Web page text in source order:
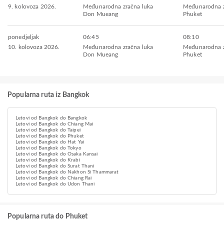
9. kolovoza 2026.
Međunarodna zračna luka
Don Mueang
Međunarodna
Phuket
ponedjeljak
10. kolovoza 2026.
06:45
Međunarodna zračna luka
Don Mueang
08:10
Međunarodna
Phuket
Popularna ruta iz Bangkok
Letovi od Bangkok do Bangkok
Letovi od Bangkok do Chiang Mai
Letovi od Bangkok do Taipei
Letovi od Bangkok do Phuket
Letovi od Bangkok do Hat Yai
Letovi od Bangkok do Tokyo
Letovi od Bangkok do Osaka Kansai
Letovi od Bangkok do Krabi
Letovi od Bangkok do Surat Thani
Letovi od Bangkok do Nakhon Si Thammarat
Letovi od Bangkok do Chiang Rai
Letovi od Bangkok do Udon Thani
Popularna ruta do Phuket